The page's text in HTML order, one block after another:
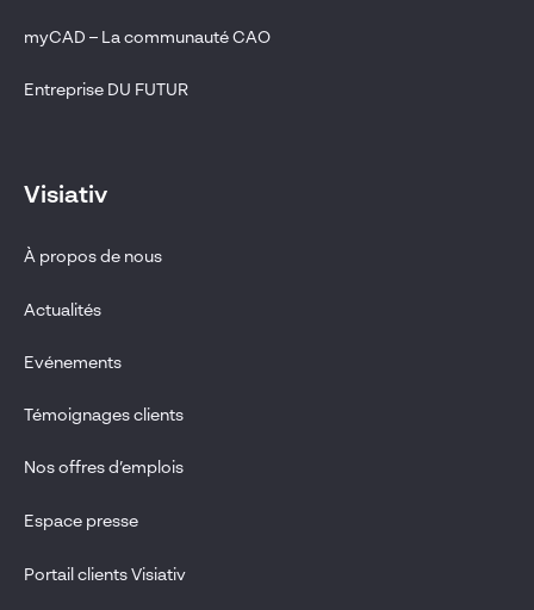
myCAD – La communauté CAO
Entreprise DU FUTUR
Visiativ
À propos de nous
Actualités
Evénements
Témoignages clients
Nos offres d’emplois
Espace presse
Portail clients Visiativ